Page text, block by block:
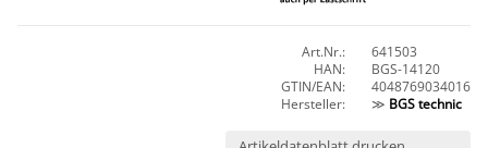
Art.Nr.:
641503
HAN:
BGS-14120
GTIN/EAN:
4048769034016
Hersteller:
≫ BGS technic